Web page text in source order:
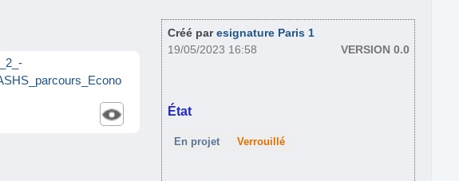
Créé paresignature Paris 1
19/05/2023 16:58
VERSION 0.0
État
En projet Verrouillé